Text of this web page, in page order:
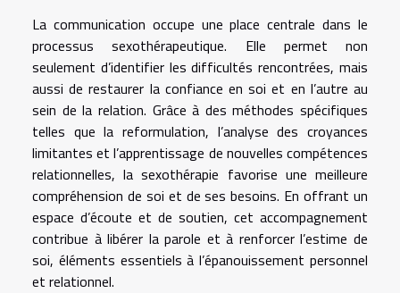
La communication occupe une place centrale dans le
processus sexothérapeutique. Elle permet non
seulement d’identifier les difficultés rencontrées, mais
aussi de restaurer la confiance en soi et en l’autre au
sein de la relation. Grâce à des méthodes spécifiques
telles que la reformulation, l’analyse des croyances
limitantes et l’apprentissage de nouvelles compétences
relationnelles, la sexothérapie favorise une meilleure
compréhension de soi et de ses besoins. En offrant un
espace d’écoute et de soutien, cet accompagnement
contribue à libérer la parole et à renforcer l’estime de
soi, éléments essentiels à l’épanouissement personnel
et relationnel.